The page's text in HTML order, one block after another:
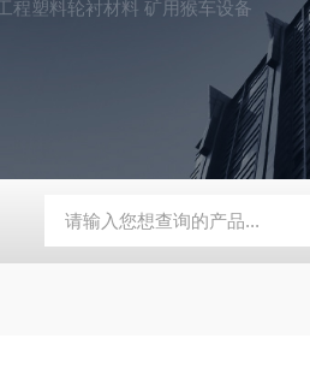
程塑料轮衬材料 矿用猴车设备
本安型行程开关KHXC24 井下机电设备